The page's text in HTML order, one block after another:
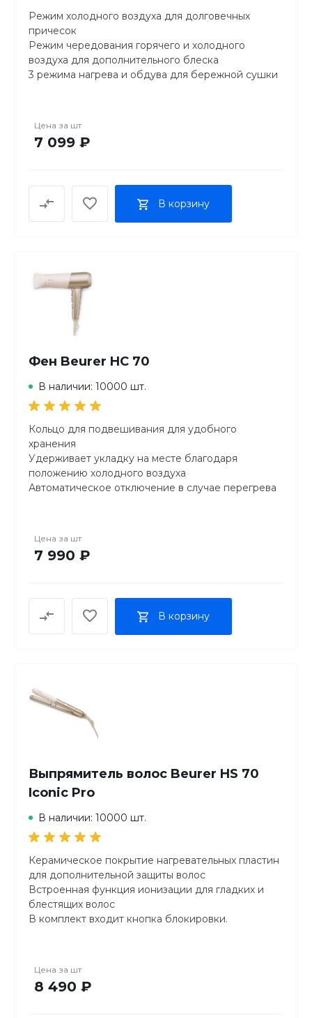
Режим холодного воздуха для долговечных
причесок
Режим чередования горячего и холодного
воздуха для дополнительного блеска
3 режима нагрева и обдува для бережной сушки
Цена за шт
7 099 ₽
В корзину
Фен Beurer HC 70
В наличии: 10000 шт.
Кольцо для подвешивания для удобного
хранения
Удерживает укладку на месте благодаря
положению холодного воздуха
Автоматическое отключение в случае перегрева
Цена за шт
7 990 ₽
В корзину
Выпрямитель волос Beurer HS 70
Iconic Pro
В наличии: 10000 шт.
Керамическое покрытие нагревательных пластин
для дополнительной защиты волос
Встроенная функция ионизации для гладких и
блестящих волос
В комплект входит кнопка блокировки.
Цена за шт
8 490 ₽